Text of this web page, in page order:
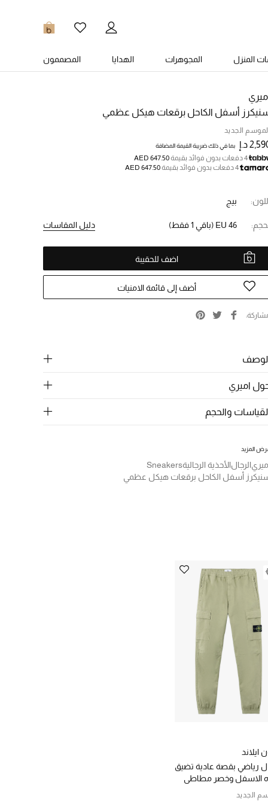
0
المنزل المجوهرات الهدايا المصممون
أسفل الكاحل برقعات هيكل عظمي
الجديد
د.إ بما في ذلك ضريبة القيمة المضافة
4 دفعات بدون فوائد بقيمة
AED 647.50
4 دفعات بدون فوائد بقيمة
AED 647.50
بيج
EU 46 (باقي 1 فقط) دليل المقاسات
اضف للحقيبة
أضف إلى قائمة الامنيات
اميري
والحجم
المزيد
الرجالالأحذية الرجاليةSneakers
أسفل الكاحل برقعات هيكل عظمي
ايلاند
رياضي بقصة عادية تضيق
الاسفل وخصر مطاطي
الجديد